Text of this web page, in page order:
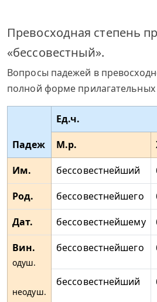
Превосходная степень
«бессовестный».
Вопросы падежей в
полной форме прилагательных
Падеж
Ед.ч.
М.р.
Им.
бессовестнейший
Род.
бессовестнейшего
Дат.
бессовестнейшему
Вин.
одуш.
неодуш.
бессовестнейшего
бессовестнейший